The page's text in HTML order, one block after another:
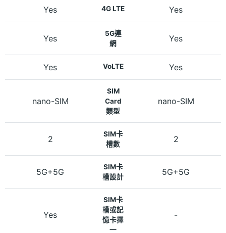
Yes 4G LTE Yes
Yes
5G連
網
Yes
Yes VoLTE Yes
nano-SIM
SIM
Card
類型
nano-SIM
2
SIM卡
槽數
2
5G+5G
SIM卡
槽設計
5G+5G
Yes
SIM卡
槽或記
憶卡擇
一
-